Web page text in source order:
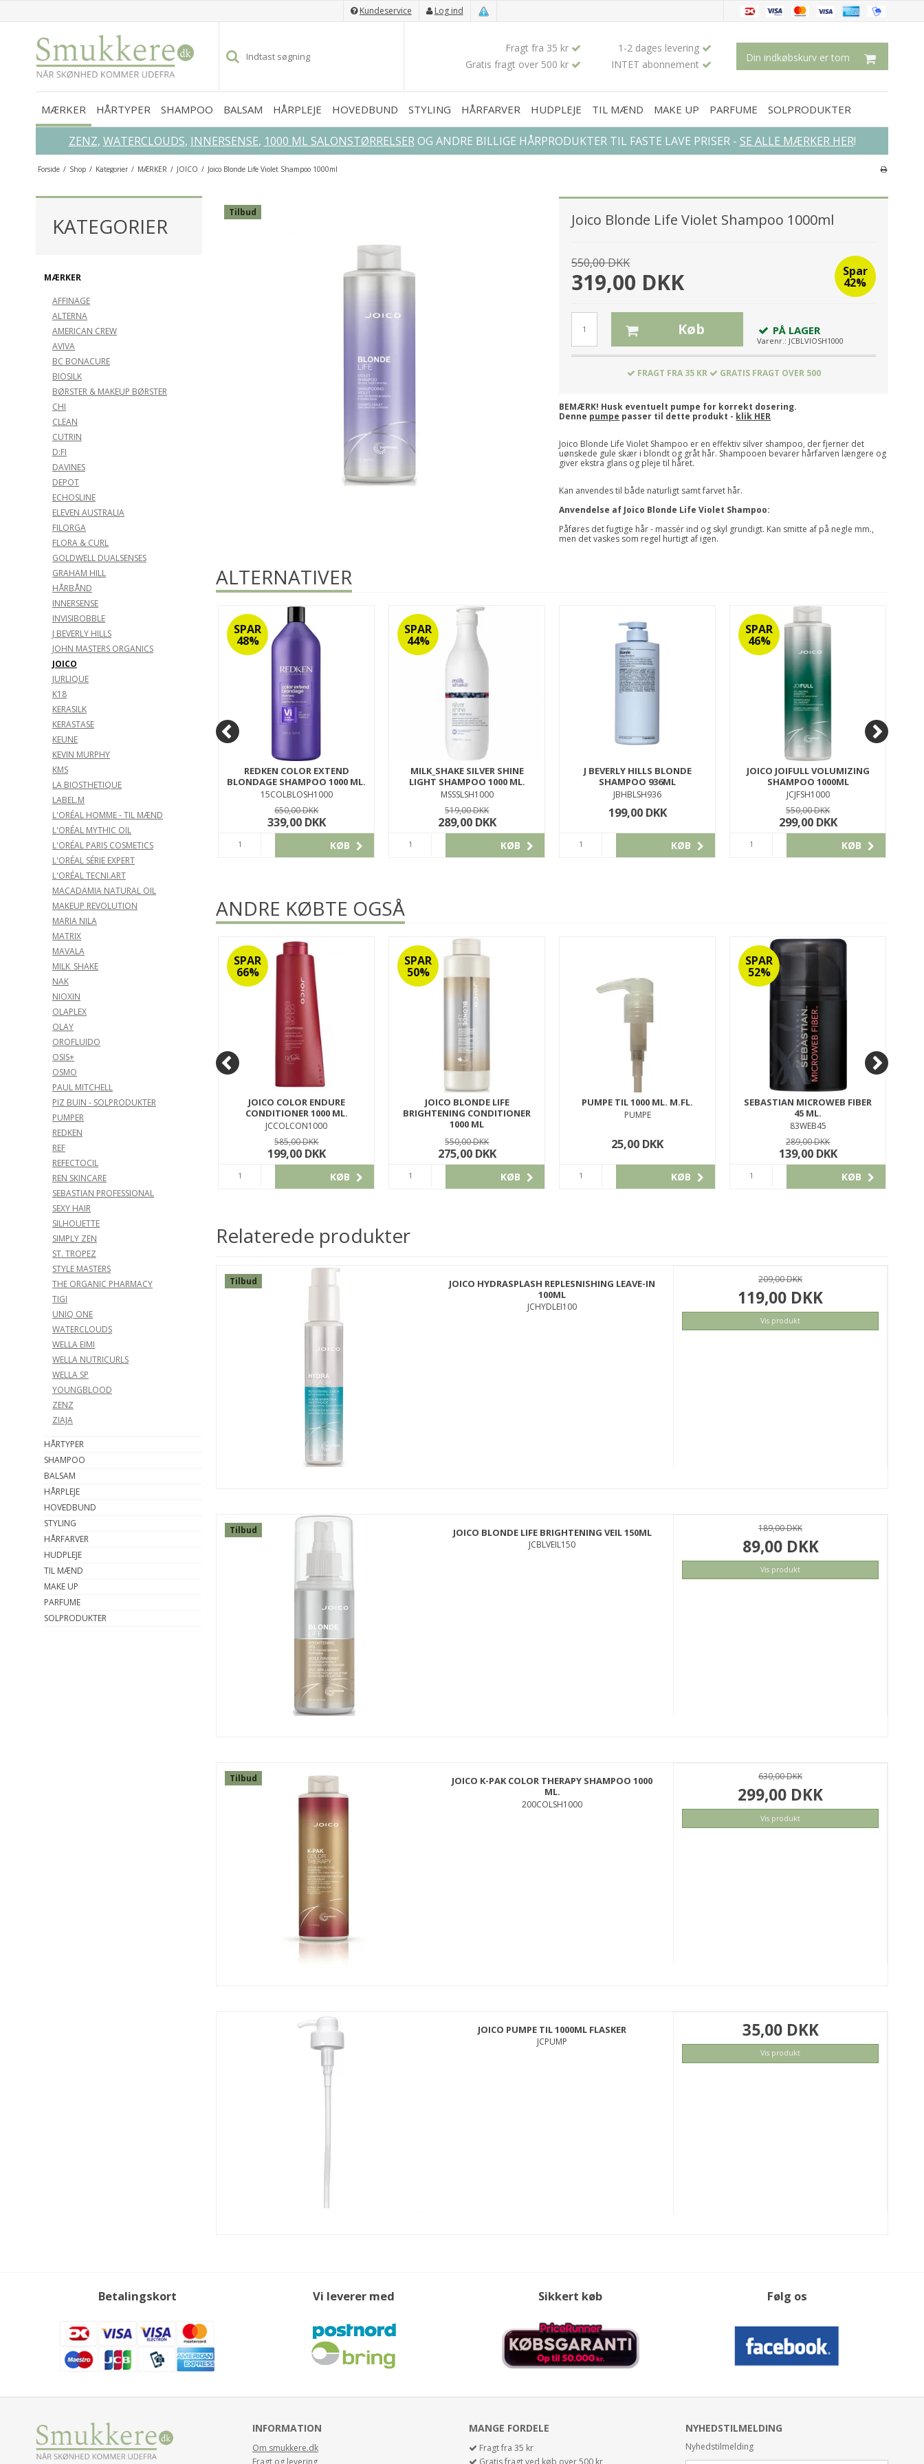
Log ind
Kundeservice
Din indkøbskurv er tom
1-2 dages levering
Fragt fra 35 kr
INTET abonnement
Gratis fragt over 500 kr
MÆRKER HÅRTYPER SHAMPOO BALSAM HÅRPLEJE HOVEDBUND STYLING HÅRFARVER HUDPLEJE TIL MÆND MAKE UP PARFUME SOLPRODUKTER
ZENZ, WATERCLOUDS, INNERSENSE, 1000 ML SALONSTØRRELSEROG ANDRE BILLIGE HÅRPRODUKTER TIL FASTE LAVE PRISER - SE ALLE MÆRKER HER!
Forside / Shop / Kategorier / MÆRKER / JOICO / Joico Blonde Life Violet Shampoo 1000ml
GLEM IKKE DISSE...
×
KATEGORIER
MÆRKER
AFFINAGE
ALTERNA
AMERICAN CREW
AVIVA
BC BONACURE
BIOSILK
BØRSTER & MAKEUP BØRSTER
CHI
CLEAN
CUTRIN
D:FI
DAVINES
DEPOT
ECHOSLINE
ELEVEN AUSTRALIA
FILORGA
FLORA & CURL
GOLDWELL DUALSENSES
GRAHAM HILL
HÅRBÅND
INNERSENSE
INVISIBOBBLE
J BEVERLY HILLS
JOHN MASTERS ORGANICS
JOICO
JURLIQUE
K18
KERASILK
KERASTASE
KEUNE
KEVIN MURPHY
KMS
LA BIOSTHETIQUE
LABEL.M
L'ORÉAL HOMME - TIL MÆND
L'ORÉAL MYTHIC OIL
L'ORÉAL PARIS COSMETICS
L'ORÉAL SÉRIE EXPERT
L'ORÉAL TECNI.ART
MACADAMIA NATURAL OIL
MAKEUP REVOLUTION
MARIA NILA
MATRIX
MAVALA
MILK_SHAKE
NAK
NIOXIN
OLAPLEX
OLAY
OROFLUIDO
OSIS+
OSMO
PAUL MITCHELL
PIZ BUIN - SOLPRODUKTER
PUMPER
REDKEN
REF
REFECTOCIL
REN SKINCARE
SEBASTIAN PROFESSIONAL
SEXY HAIR
SILHOUETTE
SIMPLY ZEN
ST. TROPEZ
STYLE MASTERS
THE ORGANIC PHARMACY
TIGI
UNIQ ONE
WATERCLOUDS
WELLA EIMI
WELLA NUTRICURLS
WELLA SP
YOUNGBLOOD
ZENZ
ZIAJA
HÅRTYPER
SHAMPOO
BALSAM
HÅRPLEJE
HOVEDBUND
STYLING
HÅRFARVER
HUDPLEJE
TIL MÆND
MAKE UP
PARFUME
SOLPRODUKTER
Tilbud Joico Blonde Life Violet Shampoo 1000ml
550,00 DKK
319,00 DKK Spar
42%
Køb PÅ LAGER
Varenr.: JCBLVIOSH1000
FRAGT FRA 35 KR GRATIS FRAGT OVER 500
BEMÆRK! Husk eventuelt pumpe for korrekt dosering.
Denne pumpe passer til dette produkt - klik HER
Joico Blonde Life Violet Shampoo er en effektiv silver shampoo, der fjerner det
uønskede gule skær i blondt og gråt hår. Shampooen bevarer hårfarven længere og
giver ekstra glans og pleje til håret.
Kan anvendes til både naturligt samt farvet hår.
Anvendelse af Joico Blonde Life Violet Shampoo:
Påføres det fugtige hår - massér ind og skyl grundigt. Kan smitte af på negle mm.,
men det vaskes som regel hurtigt af igen.
ALTERNATIVER
SPAR
24%
OLAPLEX HAIR PERFECTOR NO.
3 100 ML
249,00 DKK
189,00 DKK
SPAR
48%
REDKEN COLOR EXTEND
BLONDAGE SHAMPOO 1000 ML.
15COLBLOSH1000
650,00 DKK
339,00 DKK
KØB
SPAR
44%
MILK_SHAKE SILVER SHINE
LIGHT SHAMPOO 1000 ML.
MSSSLSH1000
519,00 DKK
289,00 DKK
KØB
J BEVERLY HILLS BLONDE
SHAMPOO 936ML
JBHBLSH936
199,00 DKK
KØB
SPAR
46%
JOICO JOIFULL VOLUMIZING
SHAMPOO 1000ML
JCJFSH1000
550,00 DKK
299,00 DKK
KØB
ANDRE KØBTE OGSÅ
SPAR
50%
CUTRIN AINOA SILVER
SPAR
66%
JOICO COLOR ENDURE
CONDITIONER 1000 ML.
JCCOLCON1000
585,00 DKK
199,00 DKK
KØB
SPAR
50%
JOICO BLONDE LIFE
BRIGHTENING CONDITIONER
1000 ML
201JBLLICO1000
550,00 DKK
275,00 DKK
KØB
PUMPE TIL 1000 ML. M.FL.
PUMPE
25,00 DKK
KØB
SPAR
52%
SEBASTIAN MICROWEB FIBER
45 ML.
83WEB45
289,00 DKK
139,00 DKK
KØB
Relaterede produkter
Tilbud
JOICO HYDRASPLASH REPLESNISHING LEAVE-IN
100ML
JCHYDLEI100
209,00 DKK
119,00 DKK
Vis produkt
Tilbud JOICO BLONDE LIFE BRIGHTENING VEIL 150ML
JCBLVEIL150
189,00 DKK
89,00 DKK
Vis produkt
Tilbud
JOICO K-PAK COLOR THERAPY SHAMPOO 1000
ML.
200COLSH1000
630,00 DKK
299,00 DKK
Vis produkt
JOICO PUMPE TIL 1000ML FLASKER
JCPUMP
35,00 DKK
Vis produkt
Betalingskort Vi leverer med Sikkert køb Følg os
INFORMATION
Om smukkere.dk
Fragt og levering
MANGE FORDELE
Fragt fra 35 kr
Gratis fragt ved køb over 500 kr
NYHEDSTILMELDING
Nyhedstilmelding